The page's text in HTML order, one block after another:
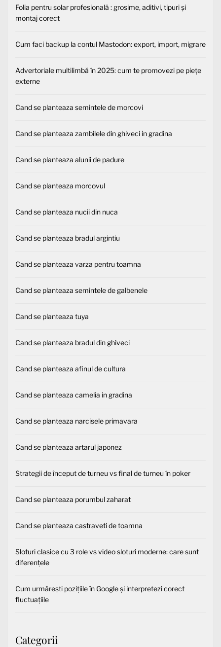
Folia pentru solar profesională : grosime, aditivi, tipuri și
montaj corect
Cum faci backup la contul Mastodon: export, import, migrare
Advertoriale multilimbă în 2025: cum te promovezi pe piețe
externe
Cand se planteaza semintele de morcovi
Cand se planteaza zambilele din ghiveci in gradina
Cand se planteaza alunii de padure
Cand se planteaza morcovul
Cand se planteaza nucii din nuca
Cand se planteaza bradul argintiu
Cand se planteaza varza pentru toamna
Cand se planteaza semintele de galbenele
Cand se planteaza tuya
Cand se planteaza bradul din ghiveci
Cand se planteaza afinul de cultura
Cand se planteaza camelia in gradina
Cand se planteaza narcisele primavara
Cand se planteaza artarul japonez
Strategii de început de turneu vs final de turneu în poker
Cand se planteaza porumbul zaharat
Cand se planteaza castraveti de toamna
Sloturi clasice cu 3 role vs video sloturi moderne: care sunt
diferențele
Cum urmărești pozițiile în Google și interpretezi corect
fluctuațiile
Categorii